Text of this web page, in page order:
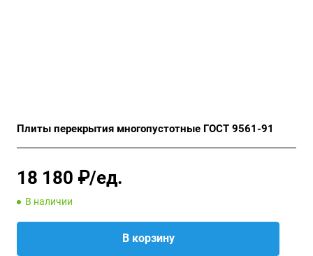
Плиты перекрытия многопустотные ГОСТ 9561-91
18 180 ₽/ед.
В наличии
В корзину